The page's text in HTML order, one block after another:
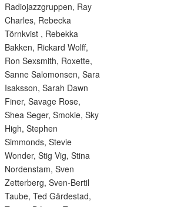
Radiojazzgruppen, Ray
Charles, Rebecka
Törnkvist , Rebekka
Bakken, Rickard Wolff,
Ron Sexsmith, Roxette,
Sanne Salomonsen, Sara
Isaksson, Sarah Dawn
Finer, Savage Rose,
Shea Seger, Smokie, Sky
High, Stephen
Simmonds, Stevie
Wonder, Stig Vig, Stina
Nordenstam, Sven
Zetterberg, Sven-Bertil
Taube, Ted Gärdestad,